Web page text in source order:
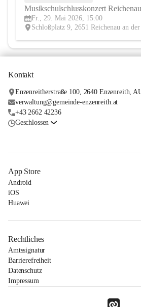
Musikschulschlusskonzert
Fr., 29. Mai 2026, 15:00
Schloßplatz 9, 2651 Reichenau an
Kontakt
Enzenreitherstraße 100, 2640 Enzenreith,
verwaltung@gemeinde-enzenreith.at
+43 2662 42236
Geschlossen
App Store
Android
iOS
Huawei
Rechtliches
Amtssignatur
Barrierefreiheit
Datenschutz
Impressum